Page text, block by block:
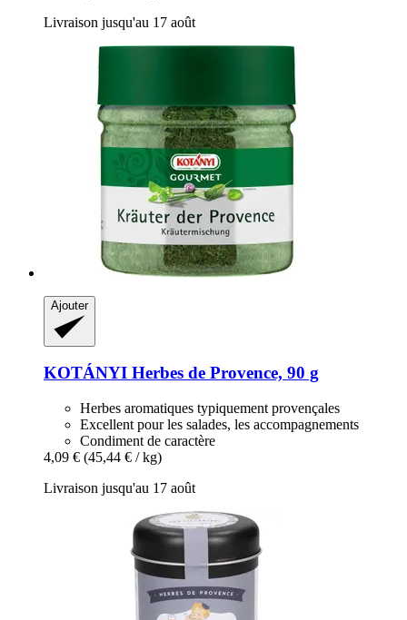
Livraison jusqu'au 17 août
Ajouter
KOTÁNYI Herbes de Provence, 90 g
Herbes aromatiques typiquement provençales
Excellent pour les salades, les accompagnements
Condiment de caractère
4,09 € (45,44 € / kg)
Livraison jusqu'au 17 août